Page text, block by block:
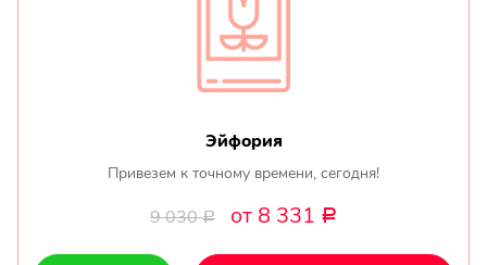
Эйфория
Привезем к точному времени, сегодня!
9 030Р от 8 331 Р